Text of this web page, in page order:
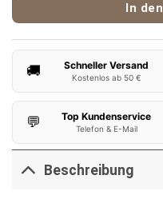
In
🚚 Schneller Versand
Kostenlos ab 50 €
💬 Top Kundenservice
Telefon & E-Mail
Beschreibung